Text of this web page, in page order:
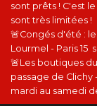
sont prêts ! C'est
sont très limitées !
🚨Congés d'été :
Lourmel - Paris 15
🚨Les boutiques
passage de Clichy
mardi au samedi